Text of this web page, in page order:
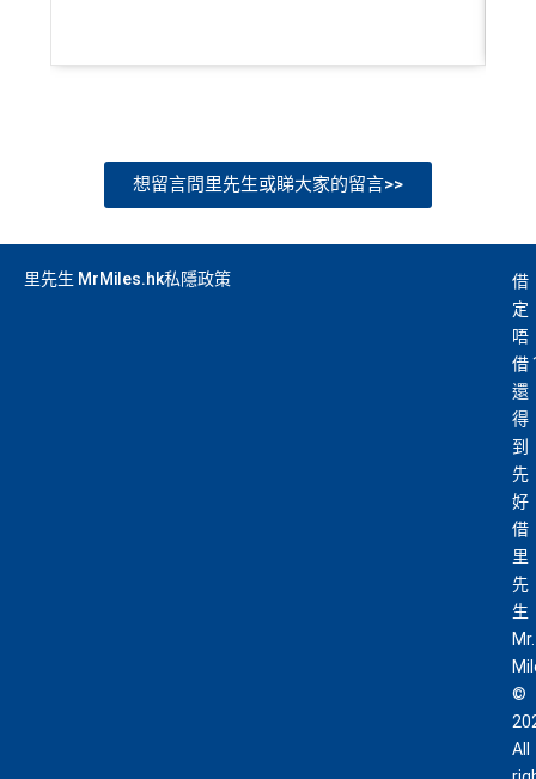
想留言問里先生或睇大家的留言>>
里先生 MrMiles.hk私隱政策
借
定
唔
借
還
得
到
先
好
借
里
先
生
Mr.
©
All